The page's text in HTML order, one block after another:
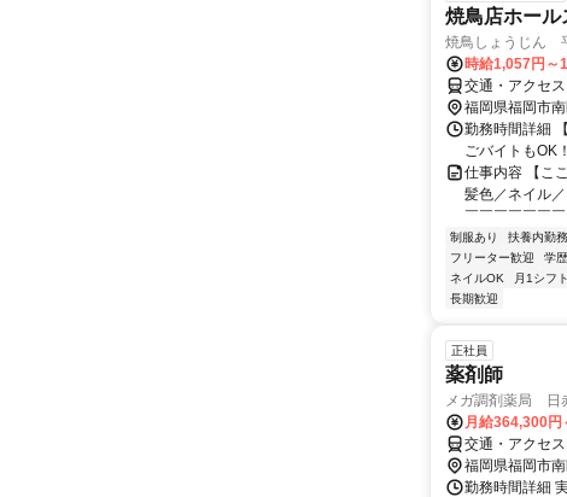
焼鳥店ホール
焼鳥しょうじん
時給1,057円～
交通・アクセ
福岡県福岡市
勤務時間詳細
ごバイトもOK
仕事内容 【こ
髪色／ネイル
￣￣￣￣￣￣
制服あり 扶養内勤
フリーター歓迎
学
ネイルOK
月1シフ
長期歓迎
正社員
薬剤師
メガ調剤薬局 日
月給364,300円
交通・アクセ
福岡県福岡市
勤務時間詳細